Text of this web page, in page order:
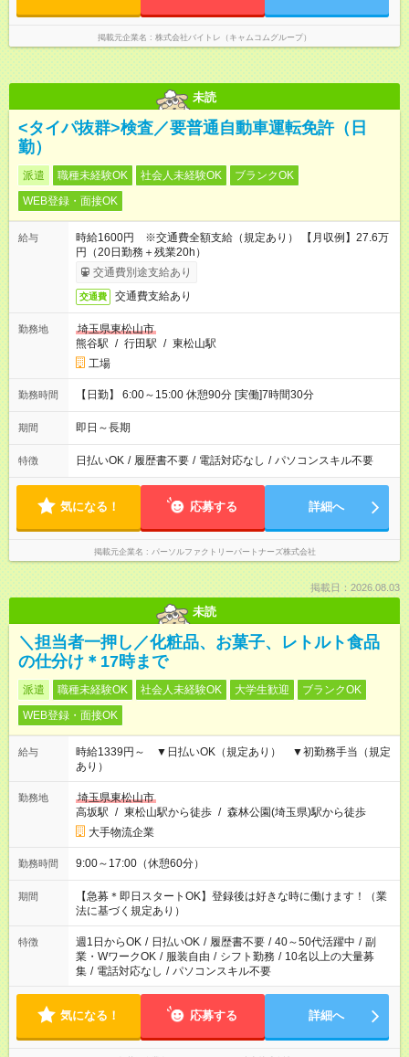
掲載元企業名 株式会社バイトレ（キャムコムグループ）
未読
<タイパ抜群>検査／要普通自動車運転免許（日
勤）
派遣 職種未経験OK 社会人未経験OK
ブランクOK
WEB登録・面接OK
給与
時給1600円 ※交通費全額支給（規定あり） 【月収例】27.6万
円（20日勤務＋残業20h）
交通費別途支給あり
交通費 交通費支給あり
勤務地
埼玉県東松山市
熊谷駅 / 行田駅 / 東松山駅
工場
勤務時間 【日勤】 6:00～15:00 休憩90分 [実働]7時間30分
期間 即日～長期
特徴 日払いOK / 履歴書不要 / 電話対応なし / パソコンスキル不要
気になる！ 応募する 詳細へ
掲載元企業名 パーソルファクトリーパートナーズ株式会社
掲載日：2026.08.03
未読
＼担当者一押し／化粧品、お菓子、レトルト食品
の仕分け＊17時まで
派遣 職種未経験OK 社会人未経験OK 大学生歓迎
ブランクOK
WEB登録・面接OK
給与
時給1339円～ ▼日払いOK（規定あり） ▼初勤務手当（規定
あり）
勤務地
埼玉県東松山市
高坂駅 / 東松山駅から徒歩 / 森林公園(埼玉県)駅から徒歩
大手物流企業
勤務時間 9:00～17:00（休憩60分）
期間
【急募＊即日スタートOK】登録後は好きな時に働けます！（業
法に基づく規定あり）
特徴 週1日からOK / 日払いOK / 履歴書不要 / 40～50代活躍中 / 副
業・WワークOK / 服装自由 / シフト勤務 / 10名以上の大量募
集 / 電話対応なし / パソコンスキル不要
気になる！ 応募する 詳細へ